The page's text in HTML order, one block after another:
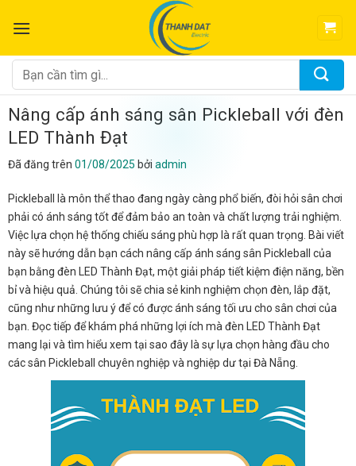
đến
dung
Tìm
kiếm:
Nâng cấp ánh sáng sân Pickleball với đèn
LED Thành Đạt
Đã đăng trên 01/08/2025 bởi admin
Pickleball là môn thể thao đang ngày càng phổ biến, đòi hỏi sân chơi
phải có ánh sáng tốt để đảm bảo an toàn và chất lượng trải nghiệm.
Việc lựa chọn hệ thống chiếu sáng phù hợp là rất quan trọng. Bài viết
này sẽ hướng dẫn bạn cách nâng cấp ánh sáng sân Pickleball của
bạn bằng đèn LED Thành Đạt, một giải pháp tiết kiệm điện năng, bền
bỉ và hiệu quả. Chúng tôi sẽ chia sẻ kinh nghiệm chọn đèn, lắp đặt,
cũng như những lưu ý để có được ánh sáng tối ưu cho sân chơi của
bạn. Đọc tiếp để khám phá những lợi ích mà đèn LED Thành Đạt
mang lại và tìm hiểu xem tại sao đây là sự lựa chọn hàng đầu cho
các sân Pickleball chuyên nghiệp và nghiệp dư tại Đà Nẵng.